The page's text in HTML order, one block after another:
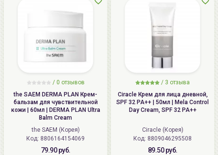
/ 0 отзывов
the SAEM DERMA PLAN Крем-
бальзам для чувствительной
кожи | 60мл | DERMA PLAN Ultra
Balm Cream
the SAEM (Корея)
Код: 8806164154069
79.90 руб.
/ 3 отзыва
Ciracle Крем для лица дневной,
SPF 32 PA++ | 50мл | Mela Control
Day Cream, SPF 32 PA++
Ciracle (Корея)
Код: 8809046295508
89.50 руб.